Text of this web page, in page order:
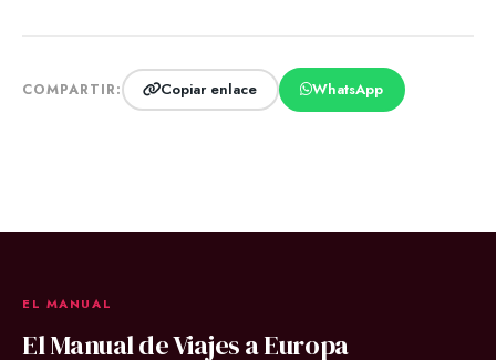
COMPARTIR: Copiar enlace WhatsApp
EL MANUAL
El Manual de Viajes a Europa